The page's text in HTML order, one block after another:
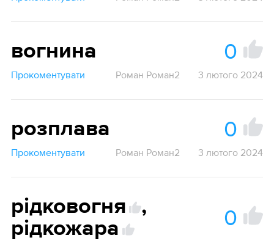
вогнина 0
Прокоментувати Роман Роман2 3 лютого 2024
розплава 0
Прокоментувати Роман Роман2 3 лютого 2024
рідковогня
,
рідкожара
0